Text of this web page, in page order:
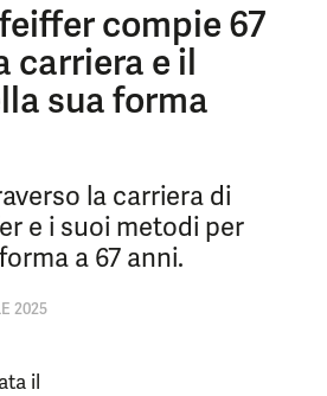
compie 67
carriera e il
sua forma
la carriera di
e i suoi metodi per
a 67 anni.
2025
il